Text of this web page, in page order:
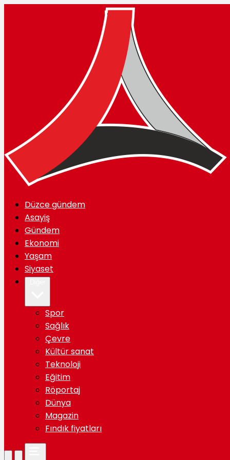
Düzce gündem
Asayiş
Gündem
Ekonomi
Yaşam
Siyaset
Spor
Sağlık
Çevre
Kültür sanat
Teknoloji
Eğitim
Röportaj
Dünya
Magazin
Fındık fiyatları